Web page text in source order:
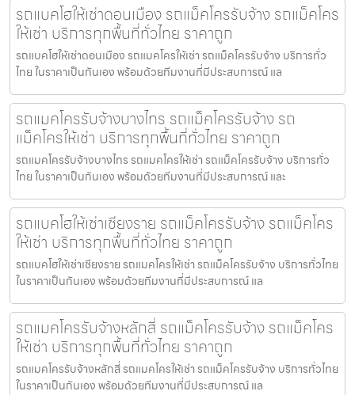
รถแบคโฮให้เช่าดอนเมือง รถแม็คโครรับจ้าง รถแม็คโคร
ให้เช่า บริการทุกพื้นที่ทั่วไทย ราคาถูก
รถแบคโฮให้เช่าดอนเมือง รถแมคโครให้เช่า รถแม็คโครรับจ้าง บริการทั่ว
ไทย ในราคาเป็นกันเอง พร้อมด้วยทีมงานที่มีประสบการณ์ แล
รถแมคโครรับจ้างบางไทร รถแม็คโครรับจ้าง รถ
แม็คโครให้เช่า บริการทุกพื้นที่ทั่วไทย ราคาถูก
รถแมคโครรับจ้างบางไทร รถแมคโครให้เช่า รถแม็คโครรับจ้าง บริการทั่ว
ไทย ในราคาเป็นกันเอง พร้อมด้วยทีมงานที่มีประสบการณ์ และ
รถแบคโฮให้เช่าเชียงราย รถแม็คโครรับจ้าง รถแม็คโคร
ให้เช่า บริการทุกพื้นที่ทั่วไทย ราคาถูก
รถแบคโฮให้เช่าเชียงราย รถแมคโครให้เช่า รถแม็คโครรับจ้าง บริการทั่วไทย
ในราคาเป็นกันเอง พร้อมด้วยทีมงานที่มีประสบการณ์ แล
รถแมคโครรับจ้างหลักสี่ รถแม็คโครรับจ้าง รถแม็คโคร
ให้เช่า บริการทุกพื้นที่ทั่วไทย ราคาถูก
รถแมคโครรับจ้างหลักสี่ รถแมคโครให้เช่า รถแม็คโครรับจ้าง บริการทั่วไทย
ในราคาเป็นกันเอง พร้อมด้วยทีมงานที่มีประสบการณ์ แล